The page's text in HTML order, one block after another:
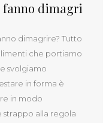
dimagri
dimagrire? Tutto
che portiamo
svolgiamo
in forma è
in modo
strappo alla regola